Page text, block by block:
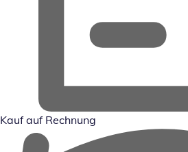
Kauf auf Rechnung